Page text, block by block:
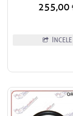
255,00
İNCELE